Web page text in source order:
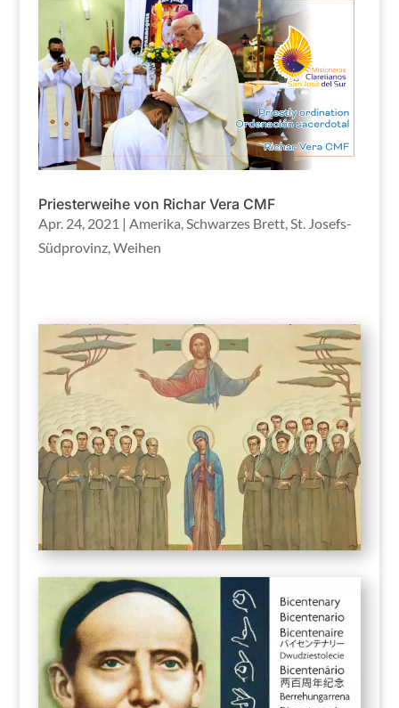
Priesterweihe von Richar Vera CMF
Apr. 24, 2021 | Amerika,Schwarzes Brett,St. Josefs-
Südprovinz,Weihen